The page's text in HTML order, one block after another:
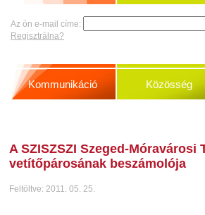
Az ön e-mail címe:
Regisztrálna?
Kommunikáció Közösség
A SZISZSZI Szeged-Móravárosi
vetítőpárosának beszámolója
Feltöltve: 2011. 05. 25.